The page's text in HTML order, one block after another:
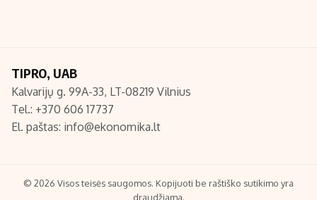
Redakcija
Turinio žymėjimo taisyklės
TIPRO, UAB
Kalvarijų g. 99A-33, LT-08219 Vilnius
Tel.: +370 606 17737
El. paštas: info@ekonomika.lt
© 2026 Visos teisės saugomos. Kopijuoti be raštiško sutikimo yra
draudžiama.